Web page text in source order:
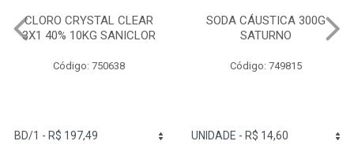
CLORO CRYSTAL CLEAR
3X1 40% 10KG SANICLOR
Código: 750638
SODA CÁUSTICA 300G
SATURNO
Código: 749815